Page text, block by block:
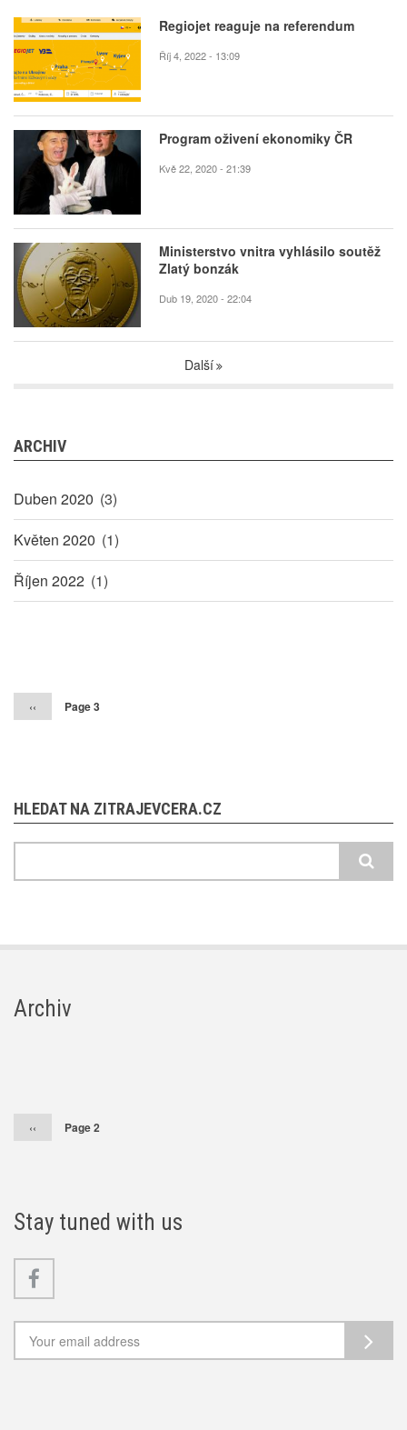
Regiojet reaguje na referendum
Říj 4, 2022 - 13:09
Program oživení ekonomiky ČR
Kvě 22, 2020 - 21:39
Ministerstvo vnitra vyhlásilo soutěž
Zlatý bonzák
Dub 19, 2020 - 22:04
Další
ARCHIV
Duben 2020 (3)
Květen 2020 (1)
Říjen 2022 (1)
Předchozí
stránka
‹‹ Page 3
HLEDAT NA ZITRAJEVCERA.CZ
Archiv
Předchozí
‹‹ Page 2
Stay tuned with us